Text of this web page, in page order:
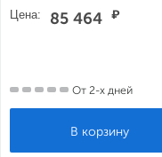
Цена: 85 464 ₽
От 2-х дней